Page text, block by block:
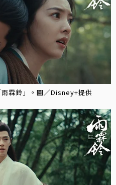
霖鈴」。圖／Disney+提供